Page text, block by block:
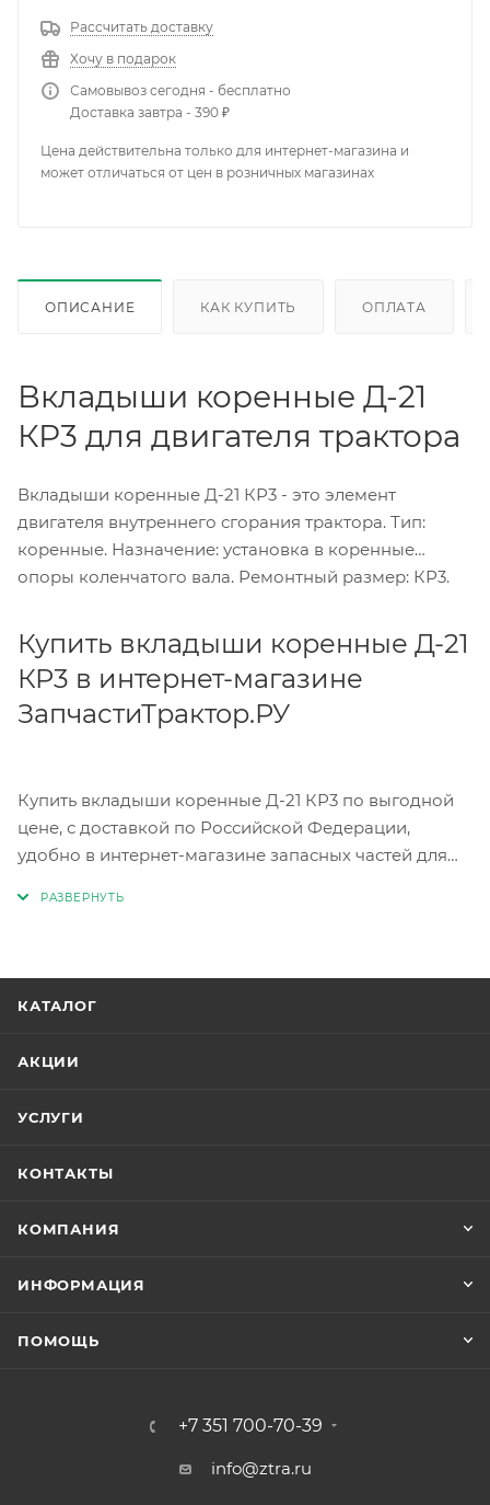
Рассчитать доставку
Хочу в подарок
Самовывоз сегодня - бесплатно
Доставка завтра - 390 ₽
Цена действительна только для интернет-магазина и
может отличаться от цен в розничных магазинах
ОПИСАНИЕ КАК КУПИТЬ ОПЛАТА
Вкладыши коренные Д-21
КР3 для двигателя трактора
Вкладыши коренные Д-21 КР3 - это элемент
двигателя внутреннего сгорания трактора. Тип:
коренные. Назначение: установка в коренные
опоры коленчатого вала. Ремонтный размер: КР3.
Купить вкладыши коренные Д-21
КР3 в интернет-магазине
ЗапчастиТрактор.РУ
Купить вкладыши коренные Д-21 КР3 по выгодной
цене, с доставкой по Российской Федерации,
удобно в интернет-магазине запасных частей для
укажите свой адрес электронной почты или номер
оперативно свяжутся с вами. Интернет-магазин
запасных частей двигателя для тракторов МТЗ,
розничные и оптовые поставки с доставкой в любой
КАТАЛОГ
АКЦИИ
УСЛУГИ
КОНТАКТЫ
КОМПАНИЯ
ИНФОРМАЦИЯ
ПОМОЩЬ
+7 351 700-70-39
info@ztra.ru